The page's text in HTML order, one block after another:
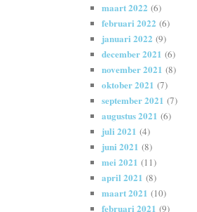
maart 2022 (6)
februari 2022 (6)
januari 2022 (9)
december 2021 (6)
november 2021 (8)
oktober 2021 (7)
september 2021 (7)
augustus 2021 (6)
juli 2021 (4)
juni 2021 (8)
mei 2021 (11)
april 2021 (8)
maart 2021 (10)
februari 2021 (9)